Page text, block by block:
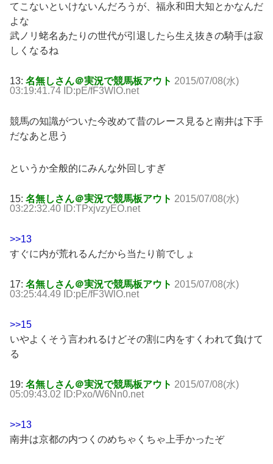
てこないといけないんだろうが、福永和田大知とかなんだ
よな
武ノリ蛯名あたりの世代が引退したら生え抜きの騎手は寂
しくなるね
13: 名無しさん＠実況で競馬板アウト 2015/07/08(水)
03:19:41.74 ID:pE/fF3WlO.net
競馬の知識がついた今改めて昔のレース見ると南井は下手
だなあと思う
というか全般的にみんな外回しすぎ
15: 名無しさん＠実況で競馬板アウト 2015/07/08(水)
03:22:32.40 ID:TPxjvzyEO.net
>>13
すぐに内が荒れるんだから当たり前でしょ
17: 名無しさん＠実況で競馬板アウト 2015/07/08(水)
03:25:44.49 ID:pE/fF3WlO.net
>>15
いやよくそう言われるけどその割に内をすくわれて負けて
る
19: 名無しさん＠実況で競馬板アウト 2015/07/08(水)
05:09:43.02 ID:Pxo/W6Nn0.net
>>13
南井は京都の内つくのめちゃくちゃ上手かったぞ